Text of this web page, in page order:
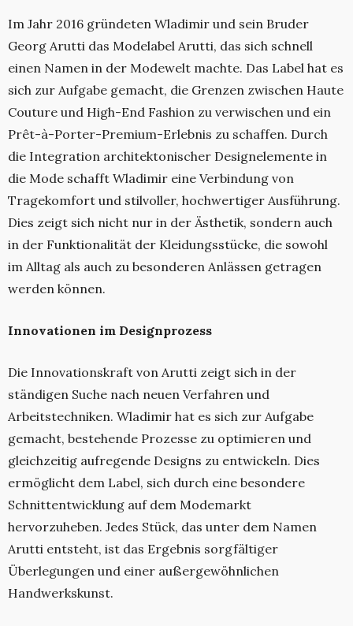
Im Jahr 2016 gründeten Wladimir und sein Bruder
Georg Arutti das Modelabel Arutti, das sich schnell
einen Namen in der Modewelt machte. Das Label hat es
sich zur Aufgabe gemacht, die Grenzen zwischen Haute
Couture und High-End Fashion zu verwischen und ein
Prêt-à-Porter-Premium-Erlebnis zu schaffen. Durch
die Integration architektonischer Designelemente in
die Mode schafft Wladimir eine Verbindung von
Tragekomfort und stilvoller, hochwertiger Ausführung.
Dies zeigt sich nicht nur in der Ästhetik, sondern auch
in der Funktionalität der Kleidungsstücke, die sowohl
im Alltag als auch zu besonderen Anlässen getragen
werden können.
Innovationen im Designprozess
Die Innovationskraft von Arutti zeigt sich in der
ständigen Suche nach neuen Verfahren und
Arbeitstechniken. Wladimir hat es sich zur Aufgabe
gemacht, bestehende Prozesse zu optimieren und
gleichzeitig aufregende Designs zu entwickeln. Dies
ermöglicht dem Label, sich durch eine besondere
Schnittentwicklung auf dem Modemarkt
hervorzuheben. Jedes Stück, das unter dem Namen
Arutti entsteht, ist das Ergebnis sorgfältiger
Überlegungen und einer außergewöhnlichen
Handwerkskunst.